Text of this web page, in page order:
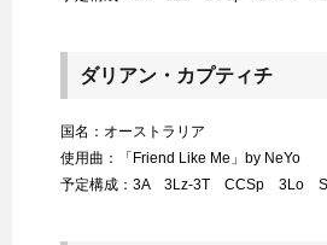
ダリアン・カプティチ
国名：オーストラリア
使用曲：「Friend Like Me」by NeYo
予定構成：3A 3Lz-3T CCSp 3Lo